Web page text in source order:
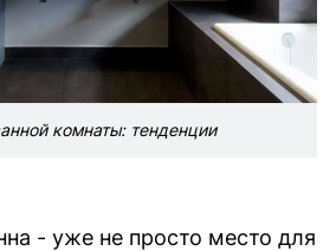
комнаты: тенденции
- уже не просто место для